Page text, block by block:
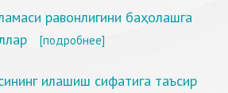
равонлигини баҳолашга
[подробнее]
илашиш сифатига таъсир